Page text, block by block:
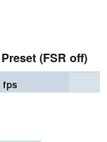
(FSR off)
fps